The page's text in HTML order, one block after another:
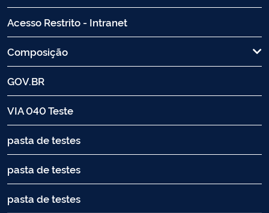
Acesso Restrito - Intranet
Composição
GOV.BR
VIA 040 Teste
pasta de testes
pasta de testes
pasta de testes